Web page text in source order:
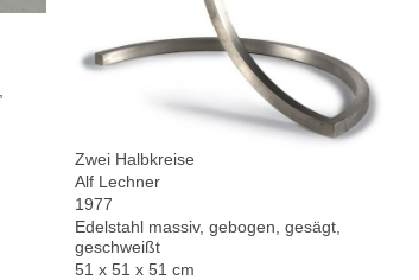
Zwei Halbkreise
Alf Lechner
1977
Edelstahl massiv, gebogen, gesägt,
geschweißt
51 x 51 x 51 cm